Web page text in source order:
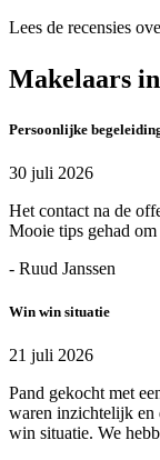
Lees de recensies
Makelaars
Persoonlijke
30 juli 2026
Het contact na de
Mooie tips gehad
- Ruud Janssen
Win win situatie
21 juli 2026
Pand gekocht met
waren inzichtelijk en
win situatie. We